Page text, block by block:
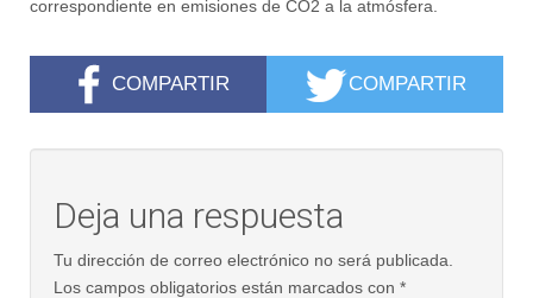
correspondiente en emisiones de CO2 a la atmósfera.
COMPARTIR COMPARTIR
Deja una respuesta
Tu dirección de correo electrónico no será publicada.
Los campos obligatorios están marcados con *